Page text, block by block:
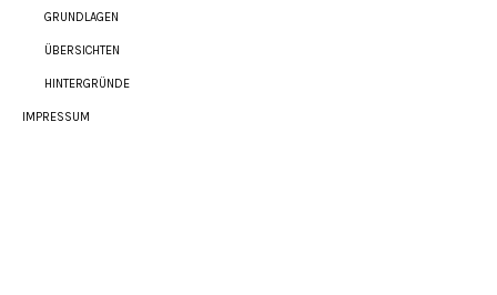
GRUNDLAGEN
ÜBERSICHTEN
HINTERGRÜNDE
IMPRESSUM